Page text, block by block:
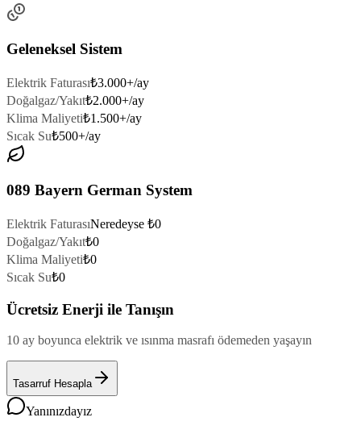
Geleneksel Sistem
Elektrik Faturası₺3.000+/ay
Doğalgaz/Yakıt₺2.000+/ay
Klima Maliyeti₺1.500+/ay
Sıcak Su₺500+/ay
089 Bayern German System
Elektrik FaturasıNeredeyse ₺0
Doğalgaz/Yakıt₺0
Klima Maliyeti₺0
Sıcak Su₺0
Ücretsiz Enerji ile Tanışın
10 ay boyunca elektrik ve ısınma masrafı ödemeden yaşayın
Tasarruf Hesapla
Yanınızdayız